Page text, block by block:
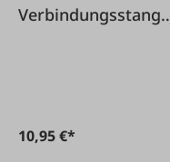
Verbindungsstange
10,95 €*